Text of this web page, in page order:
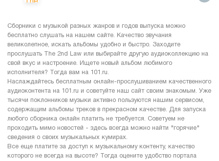
Сборники с музыкой разных жанров и годов выпуска можно
бесплатно слушать на нашем сайте. Качество звучания
великолепное, искать альбомы удобно и быстро. Заходите
прослушать The 2nd Law или выбирайте другую аудиоколлекцию на
свой вкус и настроение. Ищете новый альбом любимого
исполнителя? Тогда вам на 101.ru.
Наслаждайтесь бесплатным онлайн-прослушиванием качественного
аудиоконтента на 101.ru и советуйте наш сайт своим знакомым. Уже
тысячи поклонников музыки активно пользуются нашим сервисом,
содержащим альбомы треков в прекрасном качестве. Для запуска
любого сборника онлайн платить не требуется. Советуем не
проходить мимо новостей - здесь всегда можно найти "горячие"
сведения о своих музыкальных кумирах.
Все еще платите за доступ к музыкальному контенту, качество
которого не всегда на высоте? Тогда оцените удобство портала